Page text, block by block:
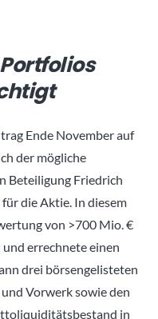
Ende November auf
der mögliche
Beteiligung Friedrich
die Aktie. In diesem
von >700 Mio. €
errechnete einen
drei börsengelisteten
Vorwerk sowie den
in